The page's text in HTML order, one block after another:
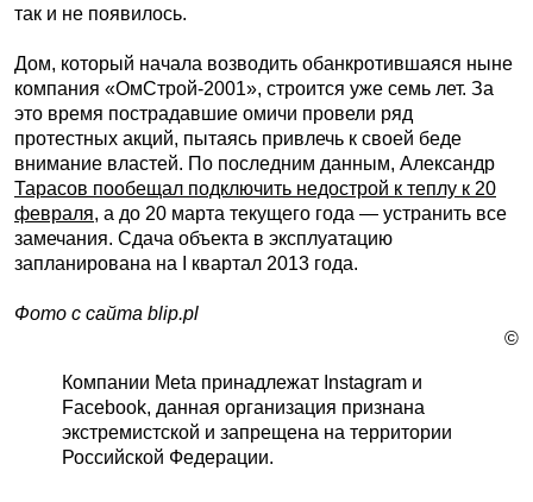
так и не появилось.
Дом, который начала возводить обанкротившаяся ныне
компания «ОмСтрой-2001», строится уже семь лет. За
это время пострадавшие омичи провели ряд
протестных акций, пытаясь привлечь к своей беде
внимание властей. По последним данным, Александр
Тарасов пообещал подключить недострой к теплу к 20
февраля, а до 20 марта текущего года — устранить все
замечания. Сдача объекта в эксплуатацию
запланирована на I квартал 2013 года.
Фото с сайта blip.pl
©
Компании Meta принадлежат Instagram и
Facebook, данная организация признана
экстремистской и запрещена на территории
Российской Федерации.